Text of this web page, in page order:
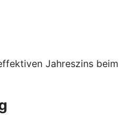
Jahreszins beim